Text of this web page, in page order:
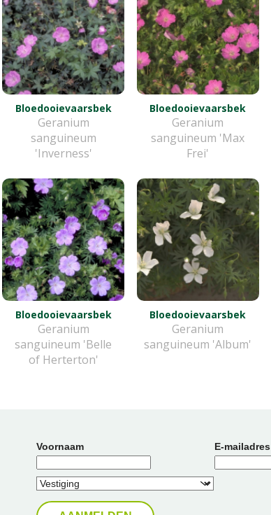
Bloedooievaarsbek
Geranium
sanguineum
'Inverness'
Bloedooievaarsbek
Geranium
sanguineum 'Max
Frei'
Bloedooievaarsbek
Geranium
sanguineum 'Belle
of Herterton'
Bloedooievaarsbek
Geranium
sanguineum 'Album'
Voornaam E-mailadres